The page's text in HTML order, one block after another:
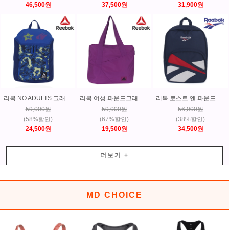
46,500원
37,500원
31,900원
리복 NO ADULTS 그래픽 백팩 스포츠가방 학생가방-BP5496
59,000원
(58%할인)
24,500원
리복 여성 파운드그래프 토트백 숄더백 스포츠가방 학생가방-BR9555
59,000원
(67%할인)
19,500원
리복 로스트 앤 파운드 백터 백팩 스포츠가방 학생가방-DH3549
56,000원
(38%할인)
34,500원
더보기 +
MD CHOICE